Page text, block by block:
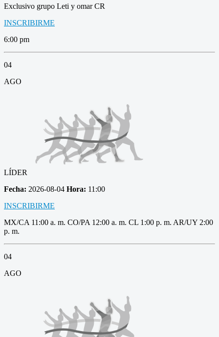
Exclusivo grupo Leti y omar CR
INSCRIBIRME
6:00 pm
04
AGO
LÍDER
Fecha: 2026-08-04 Hora: 11:00
INSCRIBIRME
MX/CA 11:00 a. m. CO/PA 12:00 a. m. CL 1:00 p. m. AR/UY 2:00
p. m.
04
AGO